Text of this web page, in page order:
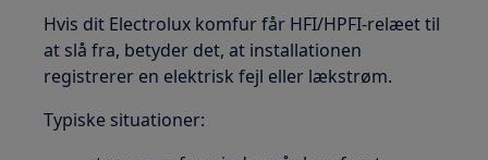
Hvis dit Electrolux komfur får HFI/HPFI-relæet til
at slå fra, betyder det, at installationen
registrerer en elektrisk fejl eller lækstrøm.
Typiske situationer: